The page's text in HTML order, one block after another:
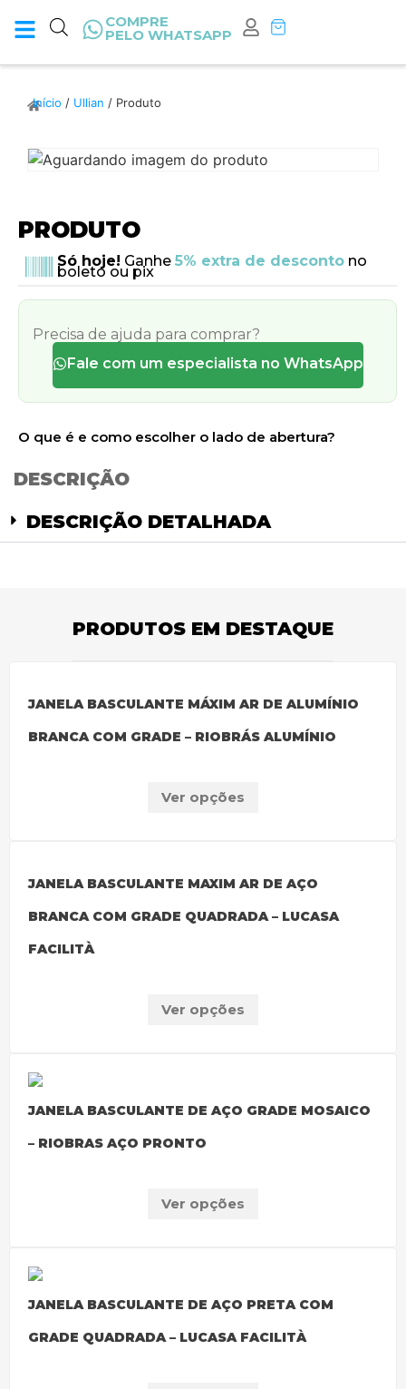
COMPRE
PELO WHATSAPP
Início / Ullian / Produto
PRODUTO
Só hoje! Ganhe 5% extra de descontono
boleto ou pix
Precisa de ajuda para comprar?
Fale com um especialista no WhatsApp
O que é e como escolher o lado de abertura?
DESCRIÇÃO
DESCRIÇÃO DETALHADA
PRODUTOS EM DESTAQUE
JANELA BASCULANTE MÁXIM AR DE ALUMÍNIO
BRANCA COM GRADE – RIOBRÁS ALUMÍNIO
Ver opções
JANELA BASCULANTE MAXIM AR DE AÇO
BRANCA COM GRADE QUADRADA – LUCASA
FACILITÀ
Ver opções
JANELA BASCULANTE DE AÇO GRADE MOSAICO
– RIOBRAS AÇO PRONTO
Ver opções
JANELA BASCULANTE DE AÇO PRETA COM
GRADE QUADRADA – LUCASA FACILITÀ